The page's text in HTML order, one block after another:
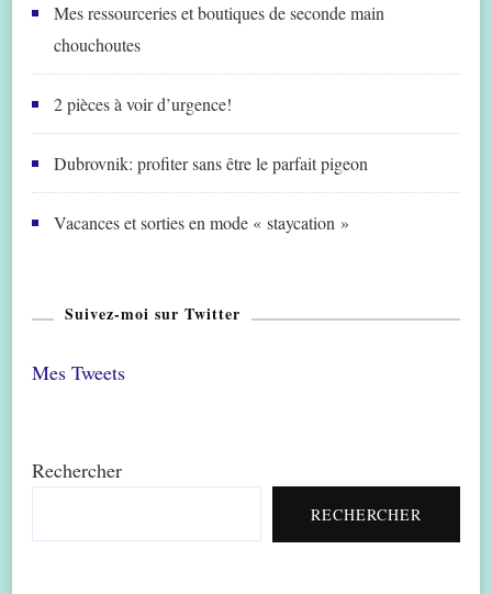
Mes ressourceries et boutiques de seconde main
chouchoutes
2 pièces à voir d’urgence!
Dubrovnik: profiter sans être le parfait pigeon
Vacances et sorties en mode « staycation »
Suivez-moi sur Twitter
Mes Tweets
Rechercher
RECHERCHER